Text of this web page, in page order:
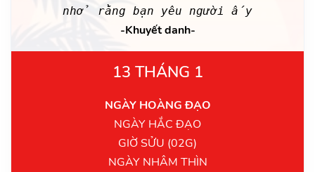
nhở rằng bạn yêu người ấy
-Khuyết danh-
13 THÁNG 1
NGÀY HOÀNG ĐẠO
NGÀY HẮC ĐẠO
GIỜ SỬU (02G)
NGÀY NHÂM THÌN